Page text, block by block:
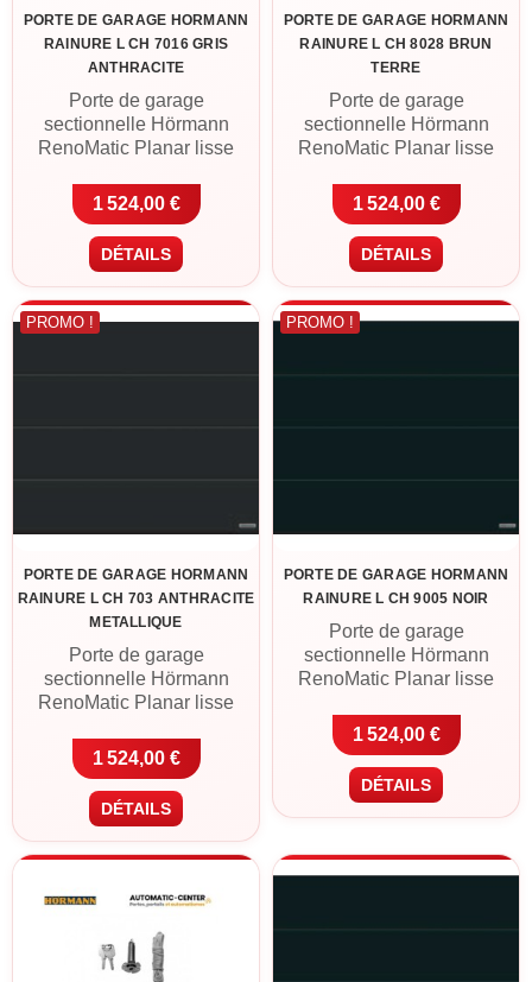
PORTE DE GARAGE HORMANN
RAINURE L CH 7016 GRIS
ANTHRACITE
Porte de garage
sectionnelle Hörmann
RenoMatic Planar lisse
anthracite. Panneaux acier
double paroi 42 mm, finition
Planar Matt Deluxe à gorge
large, motorisation ProLift
600-2 avec 2
télécommandes incluse.
Livraison France
1 524,00 €
DÉTAILS
PORTE DE GARAGE HORMANN
RAINURE L CH 8028 BRUN
TERRE
Porte de garage
sectionnelle Hörmann
RenoMatic Planar lisse
terre. Panneaux acier
double paroi 42 mm, finition
Planar Matt Deluxe à gorge
large, motorisation ProLift
600-2 avec 2
télécommandes incluse.
Livraison France
1 524,00 €
DÉTAILS
PROMO !
PORTE DE GARAGE HORMANN
RAINURE L CH 703 ANTHRACITE
METALLIQUE
Porte de garage
sectionnelle Hörmann
RenoMatic Planar lisse
anthracite métallique.
Panneaux acier double
paroi 42 mm, finition Planar
Matt Deluxe à gorge large,
motorisation ProLift 600-2
incluse. Livraison France
Cléguer (56).
1 524,00 €
DÉTAILS
PROMO !
PORTE DE GARAGE HORMANN
RAINURE L CH 9005 NOIR
Porte de garage
sectionnelle Hörmann
RenoMatic Planar lisse
Panneaux acier double
paroi 42 mm, finition Planar
Matt Deluxe à gorge large,
motorisation ProLift 600-2
avec 2 télécommandes
1 524,00 €
DÉTAILS